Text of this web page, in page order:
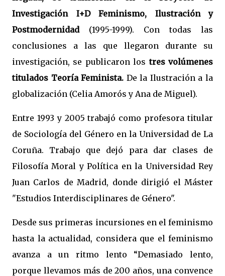
Investigación I+D Feminismo, Ilustración y
Postmodernidad(1995-1999). Con todas las
conclusiones a las que llegaron durante su
investigación, se publicaron lostres volúmenes
titulados Teoría Feminista. De la Ilustración a la
globalización (Celia Amorós y Ana de Miguel).
Entre 1993 y 2005 trabajó como profesora titular
de Sociología del Género en la Universidad de La
Coruña. Trabajo que dejó para dar clases de
Filosofía Moral y Política en la Universidad Rey
Juan Carlos de Madrid, donde dirigió el Máster
"Estudios Interdisciplinares de Género".
Desde sus primeras incursiones en el feminismo
hasta la actualidad, considera que el feminismo
avanza a un ritmo lento “Demasiado lento,
porque llevamos más de 200 años, una convence